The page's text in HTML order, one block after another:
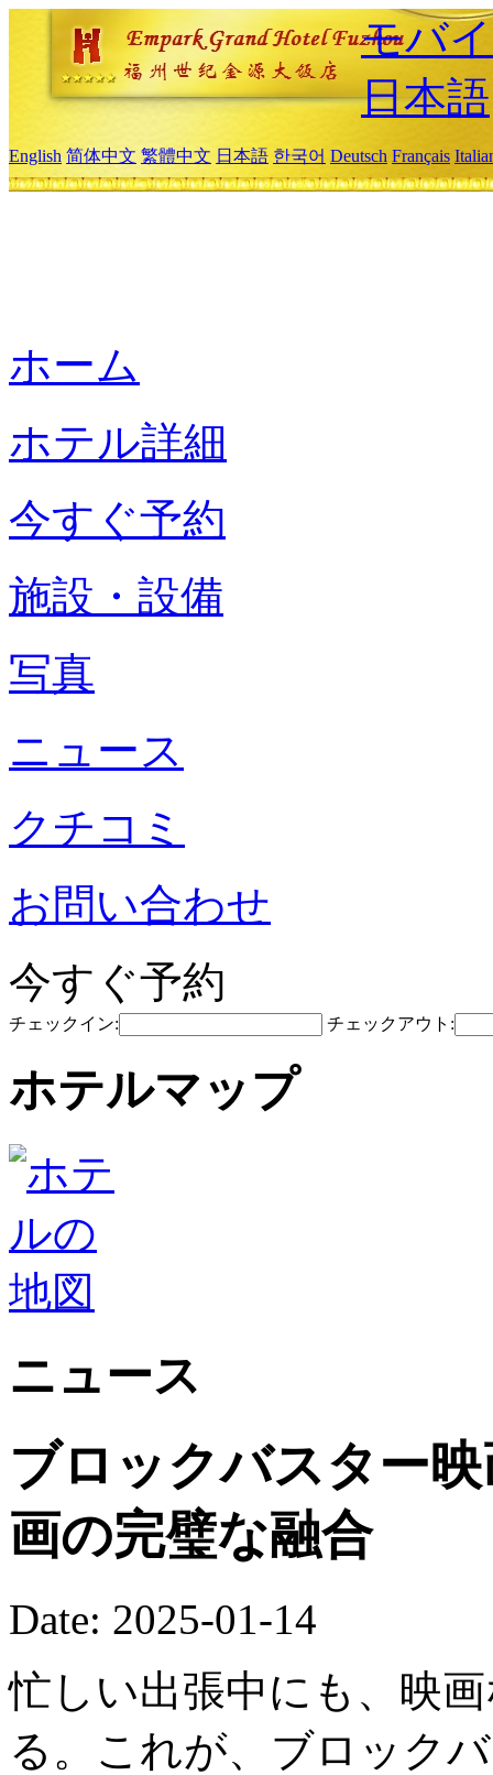
モバ
日本語
English 简体中文 繁體中文 日本語 한국어 Deutsch Français
ホーム
ホテル詳細
今すぐ予約
施設・設備
写真
ニュース
クチコミ
お問い合わせ
今すぐ予約
チェックイン: チェックアウト:
ホテルマップ
ニュース
ブロックバスター
画の完璧な融合
Date: 2025-01-14
忙しい出張中にも、映
る。これが、ブロック